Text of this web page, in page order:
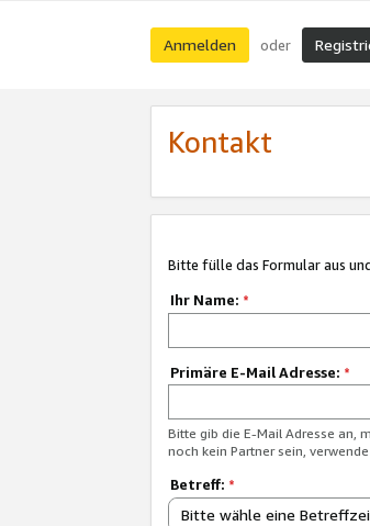
Anmelden oder
Kontakt
Bitte fülle das Formular aus
Ihr Name: *
Primäre E-Mail Adresse: *
Bitte gib die E-Mail Adresse an,
noch kein Partner sein,
Betreff: *
Bitte wähle eine